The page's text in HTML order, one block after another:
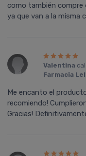
como también compre
ya que van a la misma
Valentina
Farmacia
Me encanto el
recomiendo!
Gracias!